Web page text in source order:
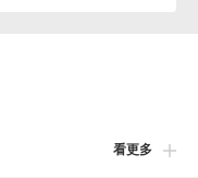
能夠與各式造型輕鬆搭配
看更多